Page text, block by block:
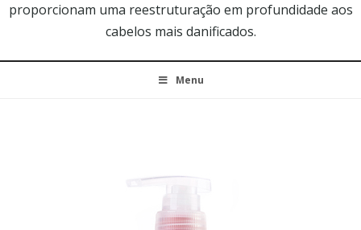
proporcionam uma reestruturação em profundidade aos
cabelos mais danificados.
Menu